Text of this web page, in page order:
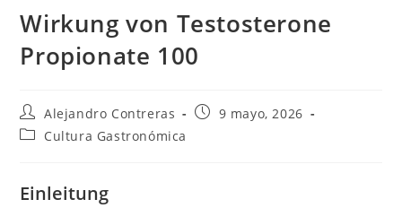
Wirkung von Testosterone
Propionate 100
Autor
de
la
Alejandro Contreras
Entrada9 mayo, 2026
Categoría
entrada:
Cultura Gastronómica
Einleitung